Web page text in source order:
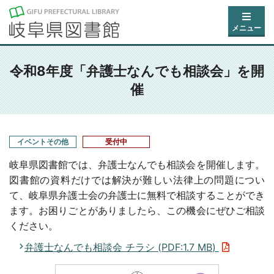
メニュー
令和8年度「弁護士なんでも相談会」を開
催
イベントその他 受付中
岐阜県図書館では、弁護士なんでも相談会を開催します。
図書館の資料だけでは解決が難しい法律上の問題につい
て、岐阜県弁護士会の弁護士に無料で相談することができ
ます。お困りごとがありましたら、この機会にぜひご相談
ください。
弁護士なんでも相談会 チラシ (PDF:1.7 MB)